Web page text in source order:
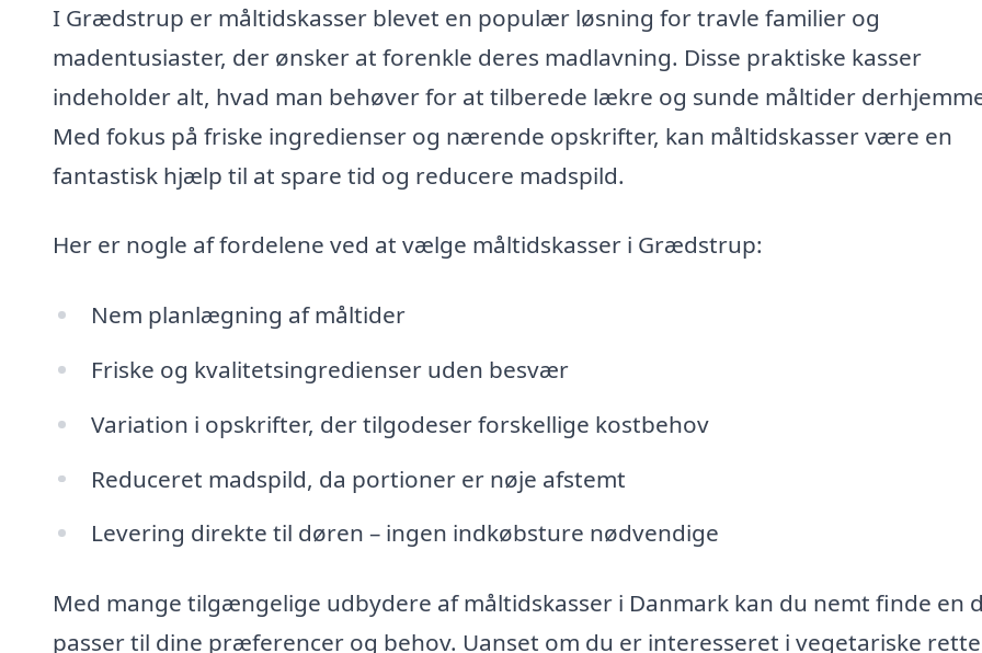
I Grædstrup er måltidskasser blevet en populær løsning for travle familier og
madentusiaster, der ønsker at forenkle deres madlavning. Disse praktiske kasser
indeholder alt, hvad man behøver for at tilberede lækre og sunde måltider
Med fokus på friske ingredienser og nærende opskrifter, kan måltidskasser være en
fantastisk hjælp til at spare tid og reducere madspild.
Her er nogle af fordelene ved at vælge måltidskasser i Grædstrup:
Nem planlægning af måltider
Friske og kvalitetsingredienser uden besvær
Variation i opskrifter, der tilgodeser forskellige kostbehov
Reduceret madspild, da portioner er nøje afstemt
Levering direkte til døren – ingen indkøbsture nødvendige
Med mange tilgængelige udbydere af måltidskasser i Danmark kan du nemt finde en
passer til dine præferencer og behov. Uanset om du er interesseret i vegetariske